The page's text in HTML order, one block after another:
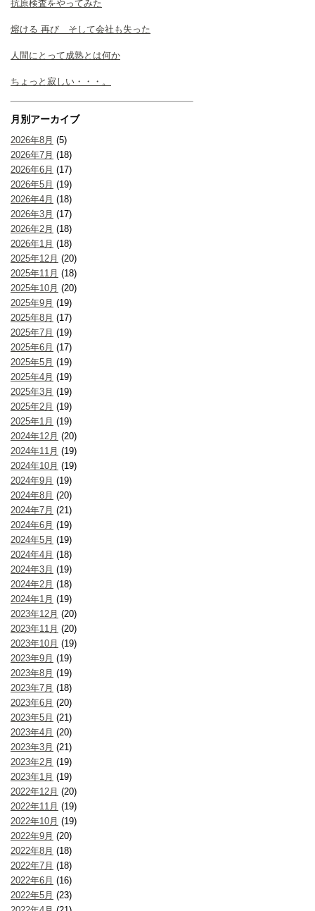
抗原検査をやってみた
熔ける 再び そして会社も失った
人間にとって成熟とは何か
ちょっと寂しい・・・。
月別アーカイブ
2026年8月 (5)
2026年7月 (18)
2026年6月 (17)
2026年5月 (19)
2026年4月 (18)
2026年3月 (17)
2026年2月 (18)
2026年1月 (18)
2025年12月 (20)
2025年11月 (18)
2025年10月 (20)
2025年9月 (19)
2025年8月 (17)
2025年7月 (19)
2025年6月 (17)
2025年5月 (19)
2025年4月 (19)
2025年3月 (19)
2025年2月 (19)
2025年1月 (19)
2024年12月 (20)
2024年11月 (19)
2024年10月 (19)
2024年9月 (19)
2024年8月 (20)
2024年7月 (21)
2024年6月 (19)
2024年5月 (19)
2024年4月 (18)
2024年3月 (19)
2024年2月 (18)
2024年1月 (19)
2023年12月 (20)
2023年11月 (20)
2023年10月 (19)
2023年9月 (19)
2023年8月 (19)
2023年7月 (18)
2023年6月 (20)
2023年5月 (21)
2023年4月 (20)
2023年3月 (21)
2023年2月 (19)
2023年1月 (19)
2022年12月 (20)
2022年11月 (19)
2022年10月 (19)
2022年9月 (20)
2022年8月 (18)
2022年7月 (18)
2022年6月 (16)
2022年5月 (23)